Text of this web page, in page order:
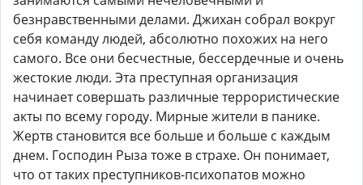
безнравственными делами. Джихан собрал вокруг
себя команду людей, абсолютно похожих на него
самого. Все они бесчестные, бессердечные и очень
жестокие люди. Эта преступная организация
начинает совершать различные террористические
акты по всему городу. Мирные жители в панике.
Жертв становится все больше и больше с каждым
днем. Господин Рыза тоже в страхе. Он понимает,
что от таких преступников-психопатов можно